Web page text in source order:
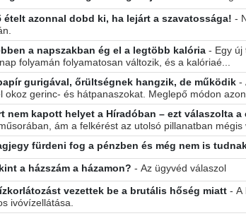
ételt azonnal dobd ki, ha lejárt a szavatossága! -
a napszakban ég el a legtöbb kalória - Egy új
folyamán folyamatosan változik, és a kalóriaé...
gurigával, őrültségnek hangzik, de működik -
gerinc- és hátpanaszokat. Meglepő módon
nem kapott helyet a Híradóban – ezt válaszolta a
ám a felkérést az utolsó pillanatban mégis
fürdeni fog a pénzben és még nem is
a házszám a házamon? - Az ügyvéd válaszol
vezettek be a brutális hőség miatt - A
ivóvízellátása.